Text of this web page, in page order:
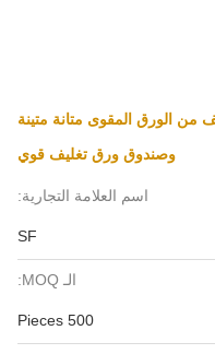
الورق المقوى متانة متينة
وصندوق ورق تغليف قوي
اسم العلامة التجارية:
SF
الـ MOQ:
500 Pieces